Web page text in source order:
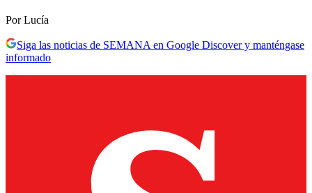
Por Lucía
Siga las noticias de SEMANA en Google Discover y manténgase
informado